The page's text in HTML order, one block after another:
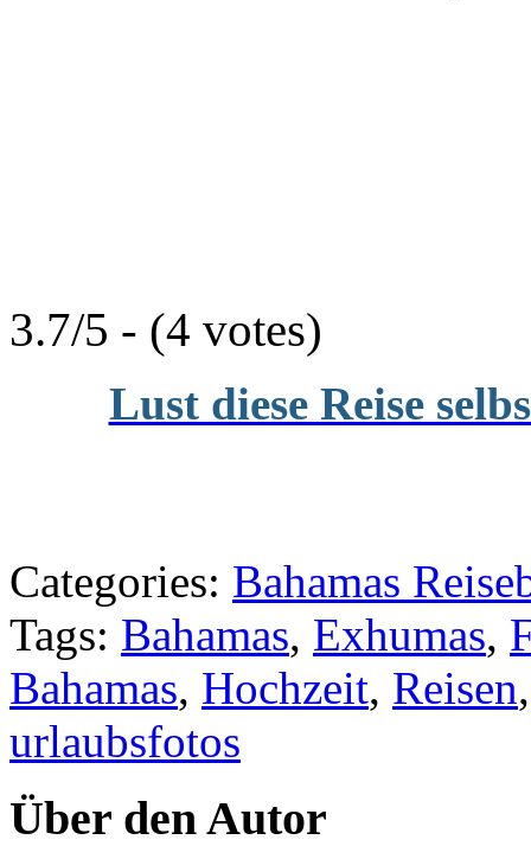
3.7/5 - (4 votes)
Lust diese Reise
Categories: Bahamas
Tags: Bahamas, Exhumas,
Bahamas, Hochzeit, Reisen
urlaubsfotos
Über den Autor